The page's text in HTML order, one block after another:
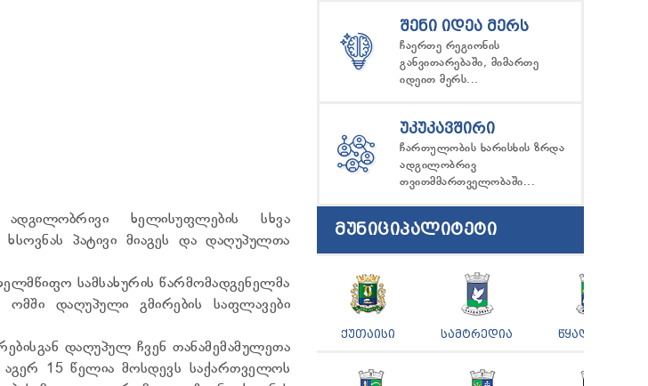
ხელისუფლების სხვა
პატივი მიაგეს და დაღუპულთა
სამსახურის წარმომადგენელმა
დაღუპული გმირების საფლავები
დაღუპულ ჩვენ თანამემამულეთა
15 წელია მოსდევს საქართველოს
ᲨᲔᲜᲘ ᲘᲓᲔᲐ ᲛᲔᲠᲡ
ჩაერთე რეგიონის
განვითარებაში, მიმართე
იდეით მერს...
ᲣᲙᲣᲙᲐᲕᲨᲘᲠᲘ
ჩართულობის ხარისხის ზრდა
ადგილობრივ
თვითმმართველობაში...
ᲛᲣᲜᲘᲪᲘᲞᲐᲚᲘᲢᲔᲢᲘ
ᲥᲣᲗᲐᲘᲡᲘ ᲡᲐᲛᲢᲠᲔᲓᲘᲐ ᲬᲧᲐᲚᲢᲣᲑᲝ